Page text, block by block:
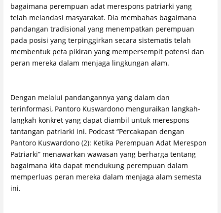
bagaimana perempuan adat merespons patriarki yang
telah melandasi masyarakat. Dia membahas bagaimana
pandangan tradisional yang menempatkan perempuan
pada posisi yang terpinggirkan secara sistematis telah
membentuk peta pikiran yang mempersempit potensi dan
peran mereka dalam menjaga lingkungan alam.
Dengan melalui pandangannya yang dalam dan
terinformasi, Pantoro Kuswardono menguraikan langkah-
langkah konkret yang dapat diambil untuk merespons
tantangan patriarki ini. Podcast “Percakapan dengan
Pantoro Kuswardono (2): Ketika Perempuan Adat Merespon
Patriarki” menawarkan wawasan yang berharga tentang
bagaimana kita dapat mendukung perempuan dalam
memperluas peran mereka dalam menjaga alam semesta
ini.